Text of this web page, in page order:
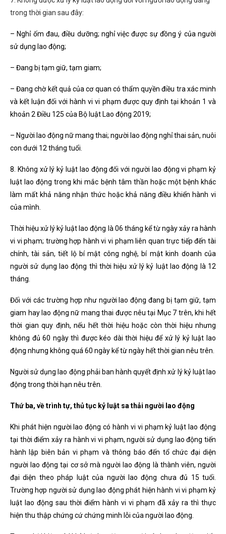
trong thời gian sau đây:
– Nghỉ ốm đau, điều dưỡng; nghỉ việc được sự đồng ý của người
sử dụng lao động;
– Đang bị tạm giữ, tạm giam;
– Đang chờ kết quả của cơ quan có thẩm quyền điều tra xác minh
và kết luận đối với hành vi vi phạm được quy định tại khoản 1 và
khoản 2 Điều 125 của Bộ luật Lao động 2019;
– Người lao động nữ mang thai; người lao động nghỉ thai sản, nuôi
con dưới 12 tháng tuổi.
8. Không xử lý kỷ luật lao động đối với người lao động vi phạm kỷ
luật lao động trong khi mắc bệnh tâm thần hoặc một bệnh khác
làm mất khả năng nhận thức hoặc khả năng điều khiển hành vi
của mình.
Thời hiệu xử lý kỷ luật lao động là 06 tháng kể từ ngày xảy ra hành
vi vi phạm; trường hợp hành vi vi phạm liên quan trực tiếp đến tài
chính, tài sản, tiết lộ bí mật công nghệ, bí mật kinh doanh của
người sử dụng lao động thì thời hiệu xử lý kỷ luật lao động là 12
tháng.
Đối với các trường hợp như người lao động đang bị tạm giữ, tạm
giam hay lao động nữ mang thai được nêu tại Mục 7 trên, khi hết
thời gian quy định, nếu hết thời hiệu hoặc còn thời hiệu nhưng
không đủ 60 ngày thì được kéo dài thời hiệu để xử lý kỷ luật lao
động nhưng không quá 60 ngày kể từ ngày hết thời gian nêu trên.
Người sử dụng lao động phải ban hành quyết định xử lý kỷ luật lao
động trong thời hạn nêu trên.
Thứ ba, về trình tự, thủ tục kỷ luật sa thải người lao động
Khi phát hiện người lao động có hành vi vi phạm kỷ luật lao động
tại thời điểm xảy ra hành vi vi phạm, người sử dụng lao động tiến
hành lập biên bản vi phạm và thông báo đến tổ chức đại diện
người lao động tại cơ sở mà người lao động là thành viên, người
đại diện theo pháp luật của người lao động chưa đủ 15 tuổi.
Trường hợp người sử dụng lao động phát hiện hành vi vi phạm kỷ
luật lao động sau thời điểm hành vi vi phạm đã xảy ra thì thực
hiện thu thập chứng cứ chứng minh lỗi của người lao động.